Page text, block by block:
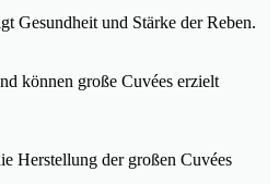
Gesundheit und Stärke der Reben.
können große Cuvées erzielt
Herstellung der großen Cuvées